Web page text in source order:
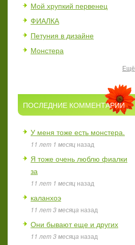
Мой хрупкий первенец
ФИАЛКА
Петуния в дизайне
Монстера
Ещё
ПОСЛЕДНИЕ КОММЕНТАРИИ
У меня тоже есть монстера.
11 лет 1 месяц назад
Я тоже очень люблю фиалки
за
11 лет 1 месяц назад
каланхоэ
11 лет 3 месяца назад
Они бывают еще и других
11 лет 3 месяца назад